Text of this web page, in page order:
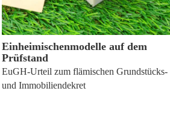
10. Juli 2013
Einheimischenmodelle auf dem
Prüfstand
EuGH-Urteil zum flämischen Grundstücks-
und Immobiliendekret